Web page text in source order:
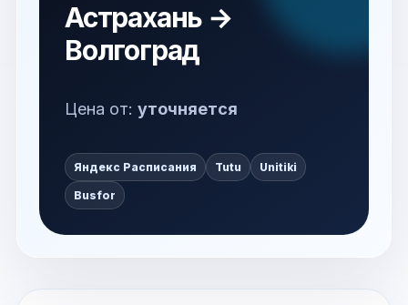
Астрахань →
Волгоград
Цена от: уточняется
Яндекс Расписания Tutu Unitiki
Busfor